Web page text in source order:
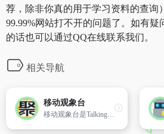
荐，除非你真的用于学习资料的查询
99.99%网站打不开的问题了。如有疑
的话也可以通过QQ在线联系我们。
相关导航
移动观象台
移动观象台是TalkingData基于设备用户的操作行为习惯,推出的一款免费的、公开的移动端大数据实时查询平台。